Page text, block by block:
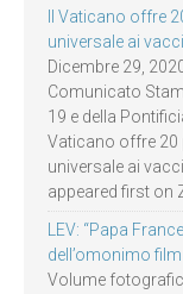
Il Vaticano offre
universale ai
Dicembre 29,
Comunicato
19 e della
Vaticano offre 20
universale ai
appeared first on
LEV: “Papa
dell’omonimo
Volume